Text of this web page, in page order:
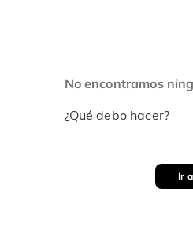
No encontramos
¿Qué debo hacer?
Ir